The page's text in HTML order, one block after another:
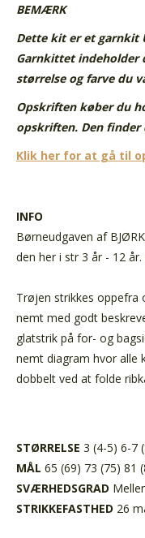
BEMÆRK
Dette kit er et garnkit
Garnkittet indeholder
størrelse og farve du
Opskriften køber du
opskriften. Den finder
Klik her for at gå til
INFO
Børneudgaven af
den her i str 3 år - 12
Trøjen strikkes oppefra
nemt med godt
glatstrik på for- og
nemt diagram hvor alle
dobbelt ved at folde
STØRRELSE 3 (4-5) 6-7
MÅL 65 (69) 73 (75) 81
SVÆRHEDSGRAD
STRIKKEFASTHED 26